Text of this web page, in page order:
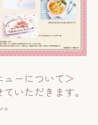
ーについて＞
いただきます。